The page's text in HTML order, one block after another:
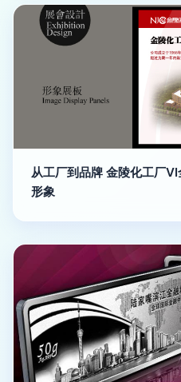
从工厂到品牌 金陵化工厂
形象